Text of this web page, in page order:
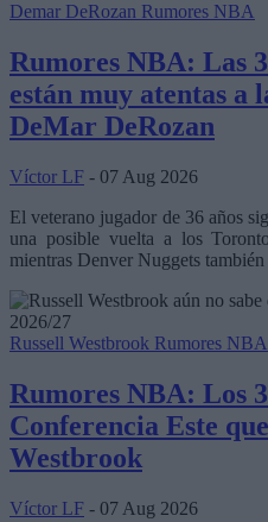
Demar DeRozan Rumores NBA
Rumores NBA: Las
están muy atentas a
DeMar DeRozan
Víctor LF - 07 Aug 2026
El veterano jugador de 36 años
una posible vuelta a los
mientras Denver Nuggets
Russell Westbrook Rumores NBA
Rumores NBA: Los 3
Conferencia Este
Westbrook
Víctor LF - 07 Aug 2026